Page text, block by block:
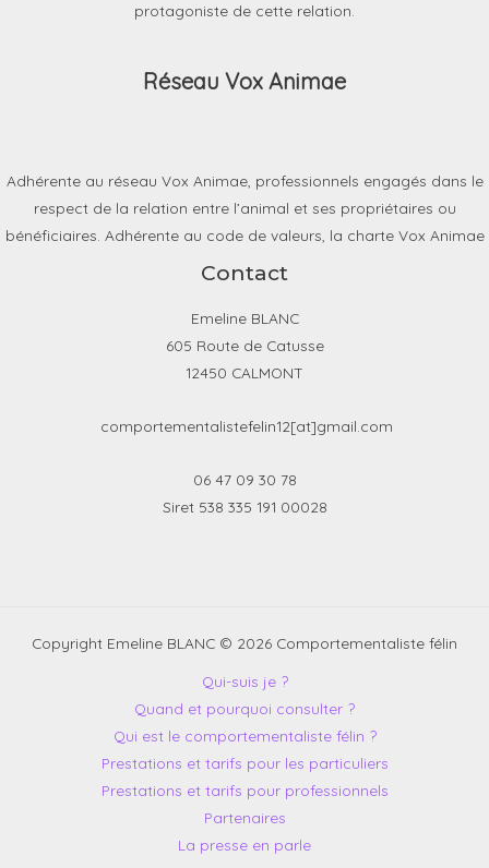
protagoniste de cette relation.
Réseau Vox Animae
Adhérente au réseau Vox Animae, professionnels engagés dans le
respect de la relation entre l’animal et ses propriétaires ou
bénéficiaires. Adhérente au code de valeurs, la charte Vox Animae
Contact
Emeline BLANC
605 Route de Catusse
12450 CALMONT
comportementalistefelin12[at]gmail.com
06 47 09 30 78
Siret 538 335 191 00028
Copyright Emeline BLANC © 2026 Comportementaliste félin
Qui-suis je ?
Quand et pourquoi consulter ?
Qui est le comportementaliste félin ?
Prestations et tarifs pour les particuliers
Prestations et tarifs pour professionnels
Partenaires
La presse en parle